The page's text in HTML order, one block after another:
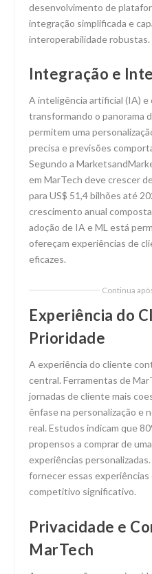
desenvolvimento de
integração simplificada e
interoperabilidade robustas.
Integração e
A inteligência artificial (IA) e
transformando o panorama
permitem uma
precisa e previsões
Segundo a
em MarTech deve crescer
para US$ 51,4 bilhões até
crescimento anual
adoção de IA e ML está
ofereçam experiências de
eficazes.
Continua
Experiência do
Prioridade
A experiência do cliente
central. Ferramentas de
jornadas de cliente mais
ênfase na personalização e
real. Estudos indicam que
propensos a comprar de
experiências
fornecer essas
competitivo significativo.
Privacidade e
MarTech